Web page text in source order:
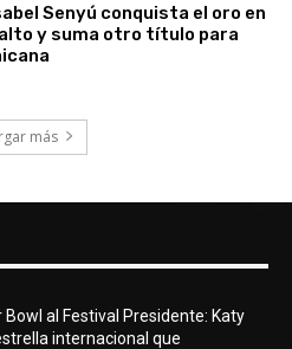
Senyú conquista el oro en
y suma otro título para
más
Bowl al Festival Presidente: Katy
internacional que